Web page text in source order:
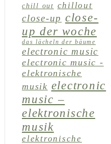
chill out chillout
close-up close-
up der woche
das lächeln der bäume
electronic music
electronic music -
elektronische
musik electronic
music –
elektronische
musik
elektronische